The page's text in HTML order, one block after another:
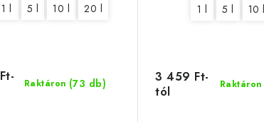
1 l 5 l 10 l 20 l
Raktáron (73 db)
1 l 5 l 10 l
Raktáron
3 459 Ft-
tól